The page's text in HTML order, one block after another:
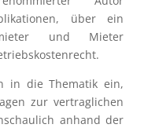
über ein
und Mieter
in die Thematik ein,
zur vertraglichen
anhand der